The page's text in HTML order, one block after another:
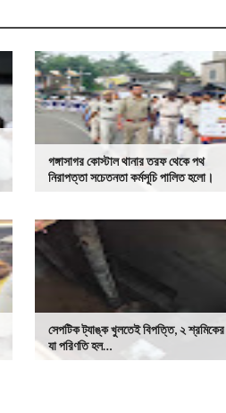
গঙ্গাসাগর কোস্টাল থানার তরফ থেকে পথ
নিরাপত্তা সচেতনতা কর্মসূচি পালিত হলো।
সেপটিক ট্যাঙ্ক খুলতেই বিপত্তি, ২ শ্রমিকের
যা পরিণতি হল…